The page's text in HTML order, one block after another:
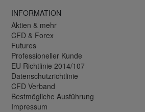
INFORMATION
Aktien & mehr
CFD & Forex
Futures
Professioneller Kunde
EU Richtlinie 2014/107
Datenschutzrichtlinie
CFD Verband
Bestmögliche Ausführung
Impressum